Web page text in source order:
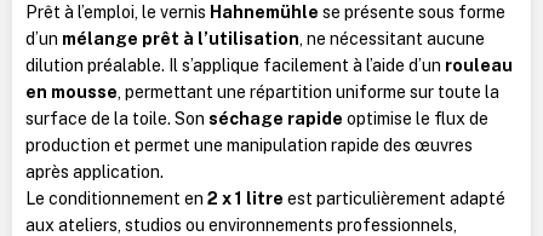
Prêt à l’emploi, le vernis Hahnemühle se présente sous forme
d’un mélange prêt à l’utilisation, ne nécessitant aucune
dilution préalable. Il s’applique facilement à l’aide d’un rouleau
en mousse, permettant une répartition uniforme sur toute la
surface de la toile. Son séchage rapide optimise le flux de
production et permet une manipulation rapide des œuvres
après application.
Le conditionnement en 2 x 1 litre est particulièrement adapté
aux ateliers, studios ou environnements professionnels,